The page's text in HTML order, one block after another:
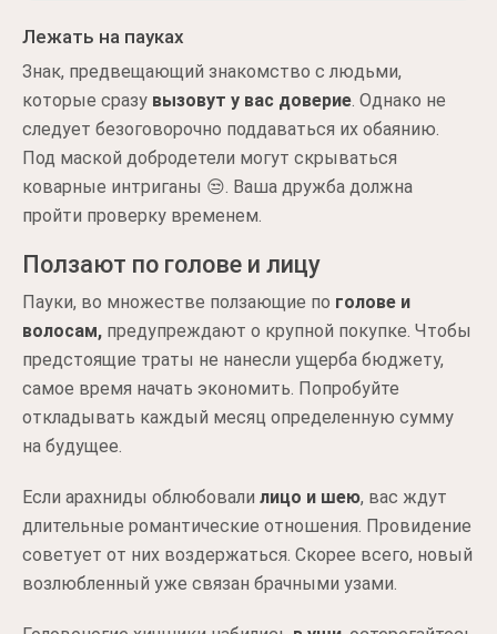
Лежать на пауках
Знак, предвещающий знакомство с людьми,
которые сразу вызовут у вас доверие. Однако не
следует безоговорочно поддаваться их обаянию.
Под маской добродетели могут скрываться
коварные интриганы 😒. Ваша дружба должна
пройти проверку временем.
Ползают по голове и лицу
Пауки, во множестве ползающие по голове и
волосам, предупреждают о крупной покупке. Чтобы
предстоящие траты не нанесли ущерба бюджету,
самое время начать экономить. Попробуйте
откладывать каждый месяц определенную сумму
на будущее.
Если арахниды облюбовали лицо и шею, вас ждут
длительные романтические отношения. Провидение
советует от них воздержаться. Скорее всего, новый
возлюбленный уже связан брачными узами.